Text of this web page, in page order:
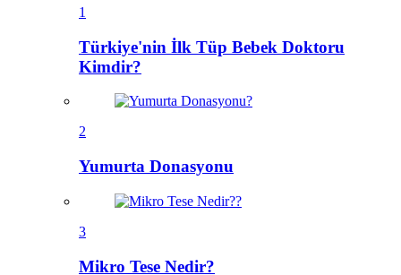
1
Türkiye'nin İlk Tüp Bebek Doktoru
Kimdir?
2
Yumurta Donasyonu
3
Mikro Tese Nedir?